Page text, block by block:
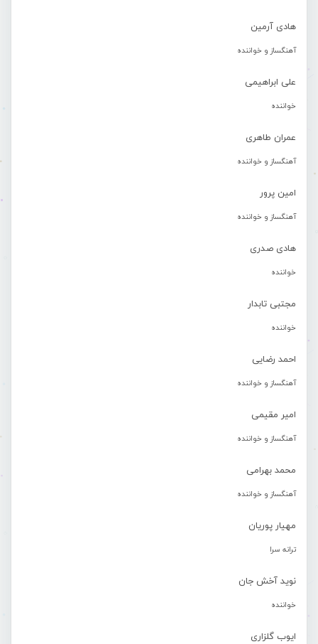
هادی آرمین
آهنگساز و خواننده
علی ابراهیمی
خواننده
عمران طاهری
آهنگساز و خواننده
امین پرور
آهنگساز و خواننده
هادی صدری
خواننده
مجتبی تابدار
خواننده
احمد رضایی
آهنگساز و خواننده
امیر مقیمی
آهنگساز و خواننده
محمد بهرامی
آهنگساز و خواننده
مهیار پوریان
ترانه سرا
نوید آخش جان
خواننده
ایوب گلزاری